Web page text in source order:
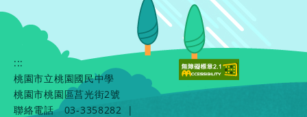
:::
桃園市立桃園國民中學
桃園市桃園區莒光街2號
聯絡電話
03-3358282
|